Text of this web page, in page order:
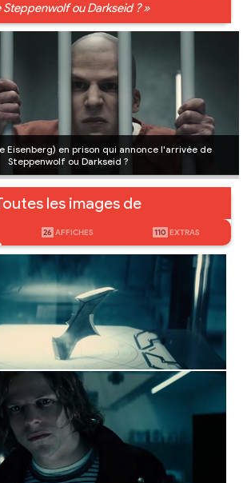
Steppenwolf ou Darkseid ? »
Eisenberg) en prison qui annonce l'arrivée de
Steppenwolf ou Darkseid ?
les images de
26 AFFICHES 110 EXTRAS